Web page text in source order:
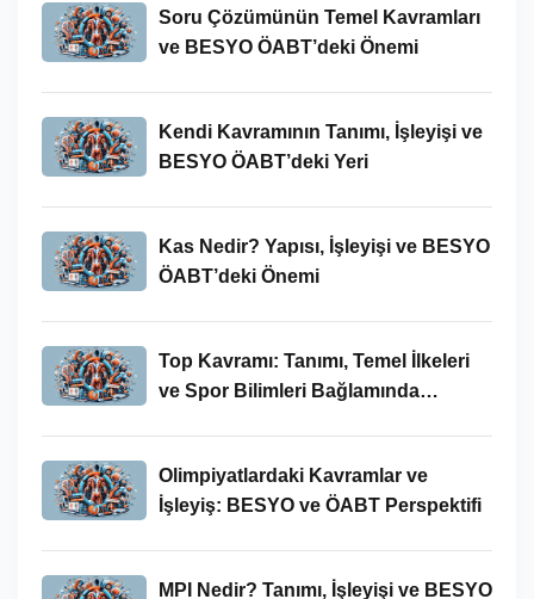
Soru Çözümünün Temel Kavramları
ve BESYO ÖABT’deki Önemi
Kendi Kavramının Tanımı, İşleyişi ve
BESYO ÖABT’deki Yeri
Kas Nedir? Yapısı, İşleyişi ve BESYO
ÖABT’deki Önemi
Top Kavramı: Tanımı, Temel İlkeleri
ve Spor Bilimleri Bağlamında
Olimpiyatlardaki Kavramlar ve
İşleyiş: BESYO ve ÖABT Perspektifi
MPI Nedir? Tanımı, İşleyişi ve BESYO